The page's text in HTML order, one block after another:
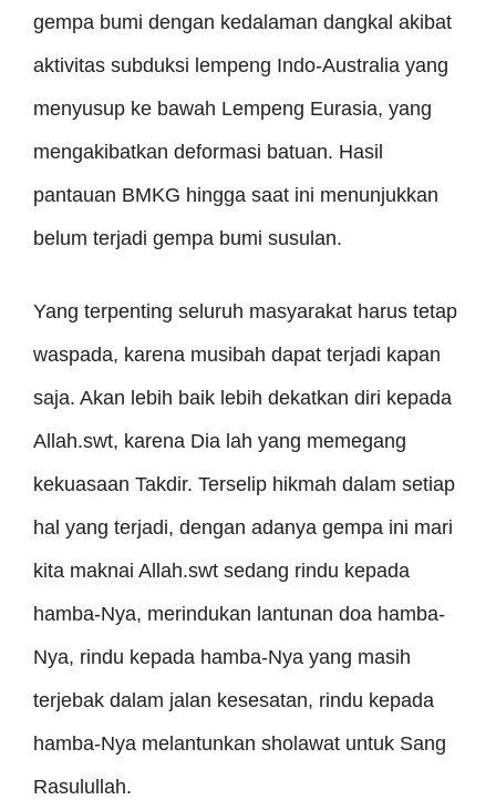
gempa bumi dengan kedalaman dangkal akibat
aktivitas subduksi lempeng Indo-Australia yang
menyusup ke bawah Lempeng Eurasia, yang
mengakibatkan deformasi batuan. Hasil
pantauan BMKG hingga saat ini menunjukkan
belum terjadi gempa bumi susulan.
Yang terpenting seluruh masyarakat harus tetap
waspada, karena musibah dapat terjadi kapan
saja. Akan lebih baik lebih dekatkan diri kepada
Allah.swt, karena Dia lah yang memegang
kekuasaan Takdir. Terselip hikmah dalam setiap
hal yang terjadi, dengan adanya gempa ini mari
kita maknai Allah.swt sedang rindu kepada
hamba-Nya, merindukan lantunan doa hamba-
Nya, rindu kepada hamba-Nya yang masih
terjebak dalam jalan kesesatan, rindu kepada
hamba-Nya melantunkan sholawat untuk Sang
Rasulullah.